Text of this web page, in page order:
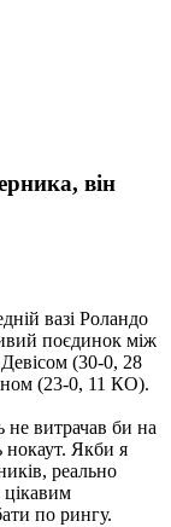
він
вазі Роландо
поєдинок між
(30-0, 28
(23-0, 11 КО).
витрачав би на
Якби я
реально
цікавим
по рингу.